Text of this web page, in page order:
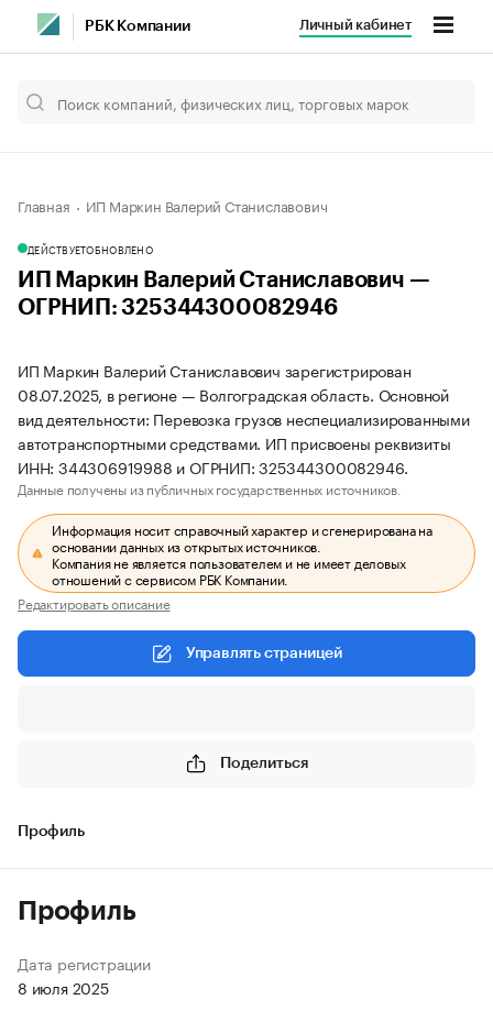
РБК Компании Личный кабинет
Главная ИП Маркин Валерий Станиславович
ДЕЙСТВУЕТОБНОВЛЕНО
ИП Маркин Валерий Станиславович —
ОГРНИП: 325344300082946
ИП Маркин Валерий Станиславович зарегистрирован
08.07.2025, в регионе — Волгоградская область. Основной
вид деятельности: Перевозка грузов неспециализированными
автотранспортными средствами. ИП присвоены реквизиты
ИНН: 344306919988 и ОГРНИП: 325344300082946.
Данные получены из публичных государственных источников.
Информация носит справочный характер и сгенерирована на
основании данных из открытых источников.
Компания не является пользователем и не имеет деловых
отношений с сервисом РБК Компании.
Редактировать описание
Управлять страницей
Поделиться
Профиль
Профиль
Дата регистрации
8 июля 2025